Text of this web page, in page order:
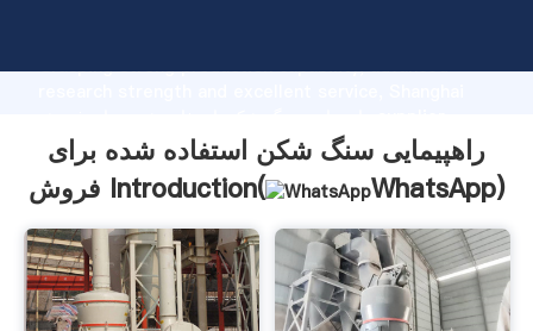
Grasping strong production capability, advanced
create the value and bring values to all of customers.
راهپیمایی سنگ شکن استفاده شده برای
فروش Introduction(
WhatsApp)